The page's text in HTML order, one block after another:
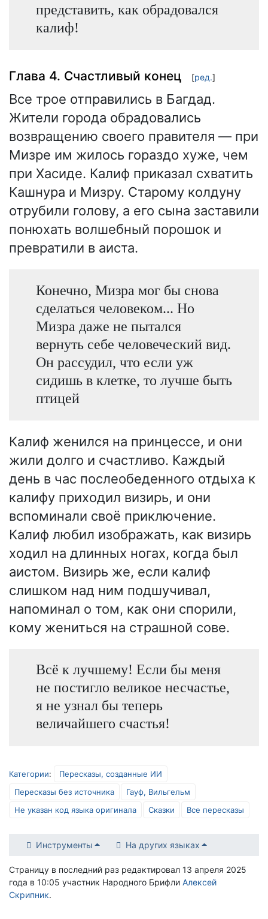
представить, как обрадовался
калиф!
Глава 4. Счастливый конец [ред.]
Все трое отправились в Багдад.
Жители города обрадовались
возвращению своего правителя — при
Мизре им жилось гораздо хуже, чем
при Хасиде. Калиф приказал схватить
Кашнура и Мизру. Старому колдуну
отрубили голову, а его сына заставили
понюхать волшебный порошок и
превратили в аиста.
Конечно, Мизра мог бы снова
сделаться человеком... Но
Мизра даже не пытался
вернуть себе человеческий вид.
Он рассудил, что если уж
сидишь в клетке, то лучше быть
птицей
Калиф женился на принцессе, и они
жили долго и счастливо. Каждый
день в час послеобеденного отдыха к
калифу приходил визирь, и они
вспоминали своё приключение.
Калиф любил изображать, как визирь
ходил на длинных ногах, когда был
аистом. Визирь же, если калиф
слишком над ним подшучивал,
напоминал о том, как они спорили,
кому жениться на страшной сове.
Всё к лучшему! Если бы меня
не постигло великое несчастье,
я не узнал бы теперь
величайшего счастья!
Категории:
Пересказы, созданные ИИ
Пересказы без источника
Гауф, Вильгельм
Не указан код языка оригинала
Сказки Все пересказы
Инструменты На других языках
Страницу в последний раз редактировал 13 апреля 2025
года в 10:05 участник Народного Брифли Алексей
Скрипник.